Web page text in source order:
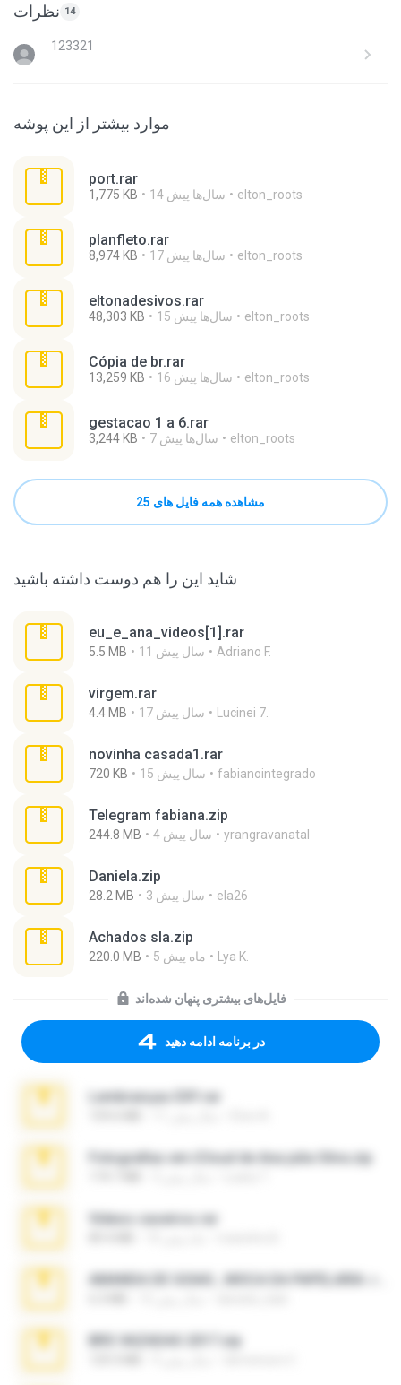
نظرات 14
123321
موارد بیشتر از این پوشه
port.rar
1,775 KB 14 سال‌ها پیش elton_roots
planfleto.rar
8,974 KB 17 سال‌ها پیش elton_roots
eltonadesivos.rar
48,303 KB 15 سال‌ها پیش elton_roots
Cópia de br.rar
13,259 KB 16 سال‌ها پیش elton_roots
gestacao 1 a 6.rar
3,244 KB 7 سال‌ها پیش elton_roots
مشاهده همه فایل های 25
شاید این را هم دوست داشته باشید
eu_e_ana_videos[1].rar
5.5 MB 11 سال پیش Adriano F.
virgem.rar
4.4 MB 17 سال پیش Lucinei 7.
novinha casada1.rar
720 KB 15 سال پیش fabianointegrado
Telegram fabiana.zip
244.8 MB 4 سال پیش yrangravanatal
Daniela.zip
28.2 MB 3 سال پیش ela26
Achados sla.zip
220.0 MB 5 ماه پیش Lya K.
فایل‌های بیشتری پنهان شده‌اند
در برنامه ادامه دهید
Lembranças EX!!.rar
Fotografias em iCloud de Ana julia Silva.zip
Videos caseiros.rar
BRS VAZADAS 2017.zip